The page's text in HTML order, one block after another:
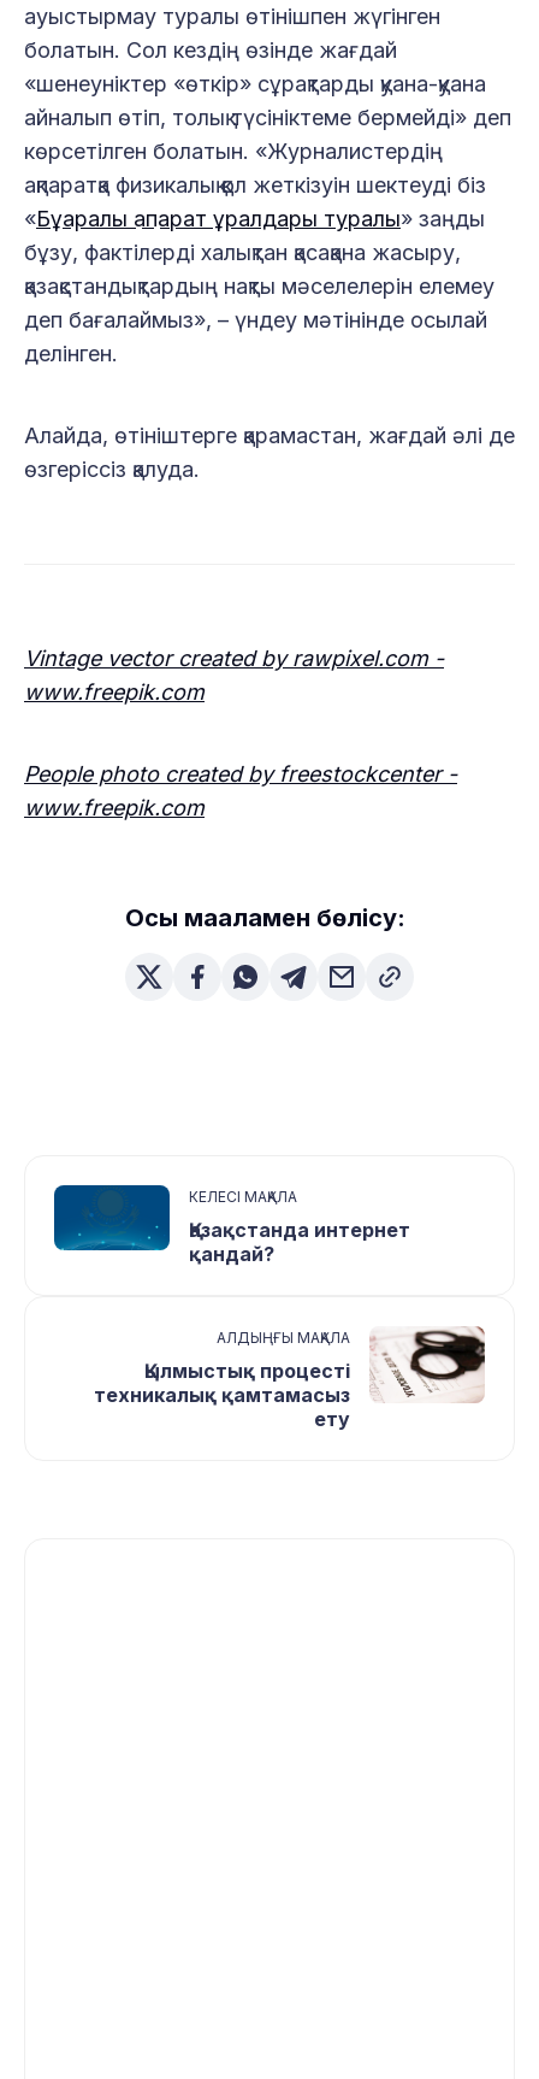
ауыстырмау туралы өтінішпен жүгінген
болатын. Сол кездің өзінде жағдай
«шенеуніктер «өткір» сұрақтарды қуана-қуана
айналып өтіп, толық түсініктеме бермейді» деп
көрсетілген болатын. «Журналистердің
ақпаратқа физикалық қол жеткізуін шектеуді біз
«Бұқаралық ақпарат құралдары туралы» заңды
бұзу, фактілерді халықтан қасақана жасыру,
қазақстандықтардың нақты мәселелерін елемеу
деп бағалаймыз», – үндеу мәтінінде осылай
делінген.
Алайда, өтініштерге қарамастан, жағдай әлі де
өзгеріссіз қалуда.
Vintage vector created by rawpixel.com -
www.freepik.com
People photo created by freestockcenter -
www.freepik.com
Осы мақаламен бөлісу:
КЕЛЕСІ МАҚАЛА
Қазақстанда интернет
қандай?
АЛДЫҢҒЫ МАҚАЛА
Қылмыстық процесті
техникалық қамтамасыз
ету